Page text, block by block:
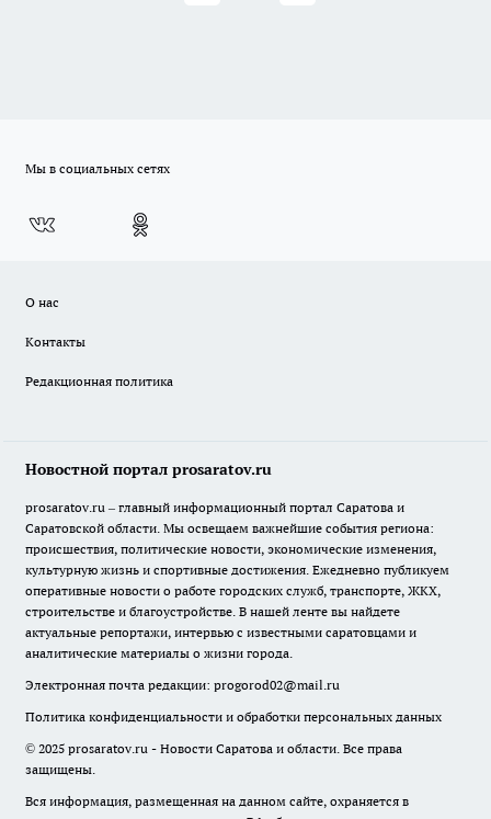
Мы в социальных сетях
О нас
Контакты
Редакционная политика
Новостной портал prosaratov.ru
prosaratov.ru – главный информационный портал Саратова и
Саратовской области. Мы освещаем важнейшие события региона:
происшествия, политические новости, экономические изменения,
культурную жизнь и спортивные достижения. Ежедневно публикуем
оперативные новости о работе городских служб, транспорте, ЖКХ,
строительстве и благоустройстве. В нашей ленте вы найдете
актуальные репортажи, интервью с известными саратовцами и
аналитические материалы о жизни города.
Электронная почта редакции: progorod02@mail.ru
Политика конфиденциальности и обработки персональных данных
© 2025 prosaratov.ru - Новости Саратова и области. Все права
защищены.
Вся информация, размещенная на данном сайте, охраняется в